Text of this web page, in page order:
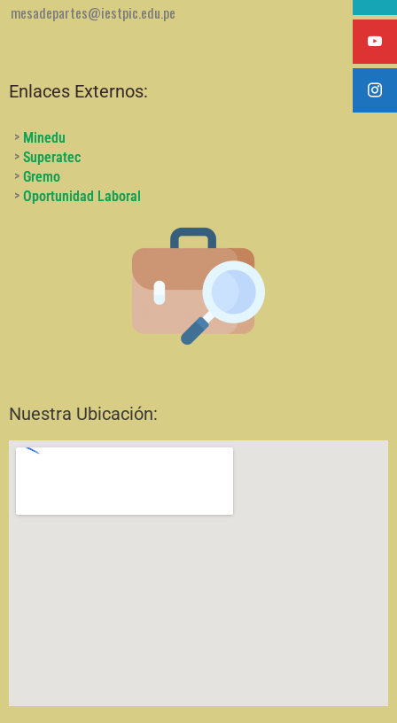
mesadepartes@iestpic.edu.pe
Enlaces Externos:
> Minedu
> Superatec
> Gremo
> Oportunidad Laboral
Nuestra Ubicación: